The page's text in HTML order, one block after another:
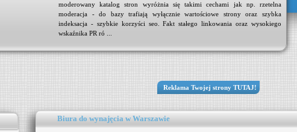
moderowany katalog stron wyróżnia się takimi cechami jak np. rzetelna
moderacja - do bazy trafiają wyłącznie wartościowe strony oraz szybka
indeksacja - szybkie korzyści seo. Fakt stałego linkowania oraz wysokiego
wskaźnika PR ró ...
Reklama Twojej strony TUTAJ!
Biura do wynajęcia w Warszawie